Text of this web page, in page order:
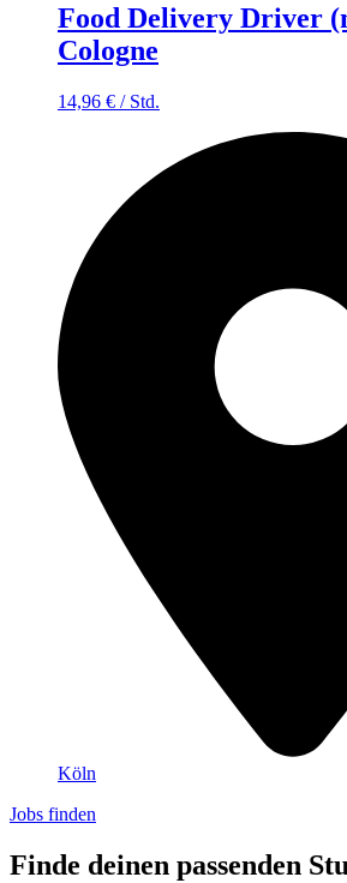
Food Delivery Driver
Cologne
14,96 € / Std.
Köln
Jobs finden
Finde deinen passenden